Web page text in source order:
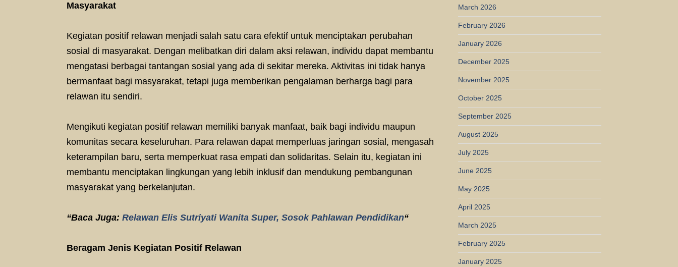
Masyarakat
Kegiatan positif relawan menjadi salah satu cara efektif untuk menciptakan perubahan
sosial di masyarakat. Dengan melibatkan diri dalam aksi relawan, individu dapat membantu
mengatasi berbagai tantangan sosial yang ada di sekitar mereka. Aktivitas ini tidak hanya
bermanfaat bagi masyarakat, tetapi juga memberikan pengalaman berharga bagi para
relawan itu sendiri.
Mengikuti kegiatan positif relawan memiliki banyak manfaat, baik bagi individu maupun
komunitas secara keseluruhan. Para relawan dapat memperluas jaringan sosial, mengasah
keterampilan baru, serta memperkuat rasa empati dan solidaritas. Selain itu, kegiatan ini
membantu menciptakan lingkungan yang lebih inklusif dan mendukung pembangunan
masyarakat yang berkelanjutan.
“Baca Juga: Relawan Elis Sutriyati Wanita Super, Sosok Pahlawan Pendidikan“
Beragam Jenis Kegiatan Positif Relawan
March 2026
February 2026
January 2026
December 2025
November 2025
October 2025
September 2025
August 2025
July 2025
June 2025
May 2025
April 2025
March 2025
February 2025
January 2025